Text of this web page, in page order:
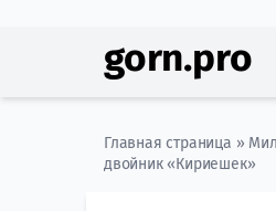
gorn.pro
Главная страница »
двойник «Кириешек»